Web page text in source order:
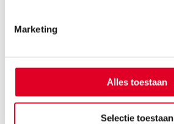
Marketing
Alles toestaan
Selectie toestaan
Bezorgen
Meer klantenservice